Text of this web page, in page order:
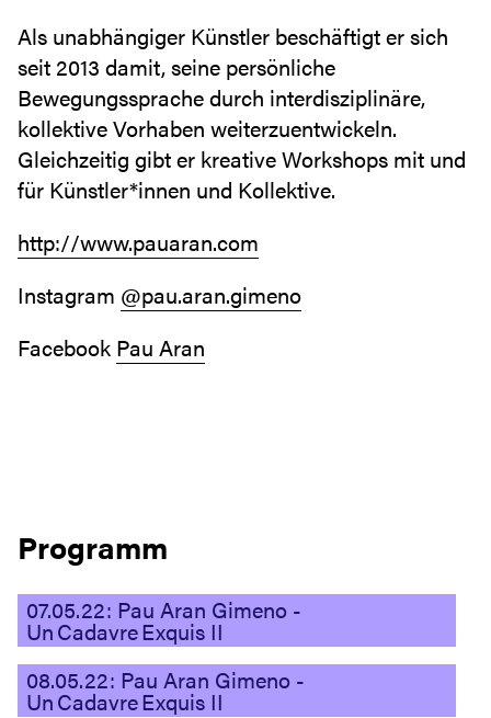
Als unabhängiger Künstler beschäftigt er sich
seit 2013 damit, seine persönliche
Bewegungssprache durch interdisziplinäre,
kollektive Vorhaben weiterzuentwickeln.
Gleichzeitig gibt er kreative Workshops mit und
für Künstler*innen und Kollektive.
http://www.pauaran.com
Instagram @pau.aran.gimeno
Facebook Pau Aran
Programm
07.05.22: Pau Aran Gimeno -
Un Cadavre Exquis II
08.05.22: Pau Aran Gimeno -
Un Cadavre Exquis II